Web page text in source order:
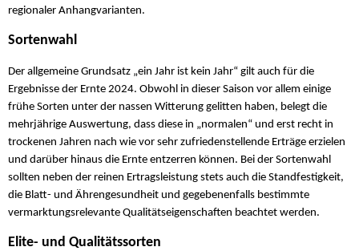
regionaler Anhangvarianten.
Sortenwahl
Der allgemeine Grundsatz „ein Jahr ist kein Jahr“ gilt auch für die
Ergebnisse der Ernte 2024. Obwohl in dieser Saison vor allem einige
frühe Sorten unter der nassen Witterung gelitten haben, belegt die
mehrjährige Auswertung, dass diese in „normalen“ und erst recht in
trockenen Jahren nach wie vor sehr zufriedenstellende Erträge erzielen
und darüber hinaus die Ernte entzerren können. Bei der Sortenwahl
sollten neben der reinen Ertragsleistung stets auch die Standfestigkeit,
die Blatt- und Ährengesundheit und gegebenenfalls bestimmte
vermarktungsrelevante Qualitätseigenschaften beachtet werden.
Elite- und Qualitätssorten